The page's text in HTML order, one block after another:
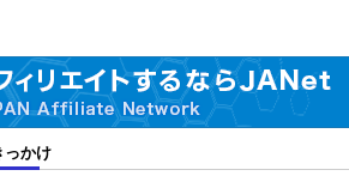
っかけ